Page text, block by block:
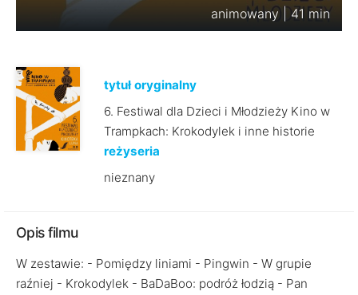
animowany | 41 min
tytuł oryginalny
6. Festiwal dla Dzieci i Młodzieży Kino w
Trampkach: Krokodylek i inne historie
reżyseria
nieznany
Opis filmu
W zestawie: - Pomiędzy liniami - Pingwin - W grupie
raźniej - Krokodylek - BaDaBoo: podróż łodzią - Pan